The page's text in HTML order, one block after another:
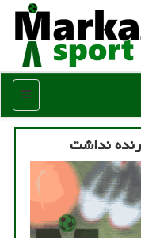
منو
نداشت